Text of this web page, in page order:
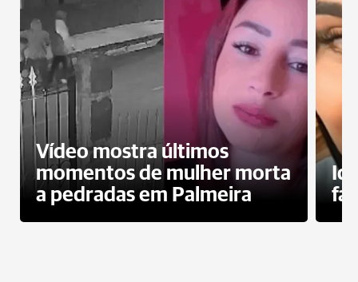
Vídeo mostra últimos
momentos de mulher morta
a pedradas em Palmeira